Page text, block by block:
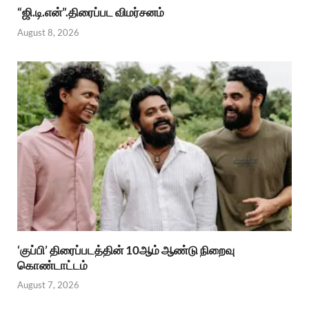
“ஜி.டி.என்”.திரைப்பட விமர்சனம்
August 8, 2026
‘குப்பி’ திரைப்படத்தின் 10ஆம் ஆண்டு நிறைவு
கொண்டாட்டம்
August 7, 2026